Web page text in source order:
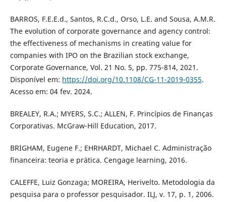
BARROS, F.E.E.d., Santos, R.C.d., Orso, L.E. and Sousa, A.M.R.
The evolution of corporate governance and agency control:
the effectiveness of mechanisms in creating value for
companies with IPO on the Brazilian stock exchange,
Corporate Governance, Vol. 21 No. 5, pp. 775-814, 2021.
Disponível em: https://doi.org/10.1108/CG-11-2019-0355.
Acesso em: 04 fev. 2024.
BREALEY, R.A.; MYERS, S.C.; ALLEN, F. Princípios de Finanças
Corporativas. McGraw-Hill Education, 2017.
BRIGHAM, Eugene F.; EHRHARDT, Michael C. Administração
financeira: teoria e prática. Cengage learning, 2016.
CALEFFE, Luiz Gonzaga; MOREIRA, Herivelto. Metodologia da
pesquisa para o professor pesquisador. ILJ, v. 17, p. 1, 2006.